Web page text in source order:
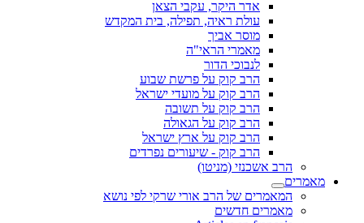
אדר היקר, עקבי הצאן
עולת ראיה, תפילה, בית המקדש
מוסר אביך
מאמרי הראי"ה
לנבוכי הדור
הרב קוק על פרשת שבוע
הרב קוק על מועדי ישראל
הרב קוק על תשובה
הרב קוק על הגאולה
הרב קוק על ארץ ישראל
הרב קוק - שיעורים נפרדים
הרב אשכנזי (מניטו)
מאמרים
המאמרים של הרב אורי שרקי לפי נושא
מאמרים חדשים